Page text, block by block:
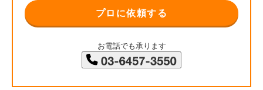
プロに依頼する
お電話でも承ります